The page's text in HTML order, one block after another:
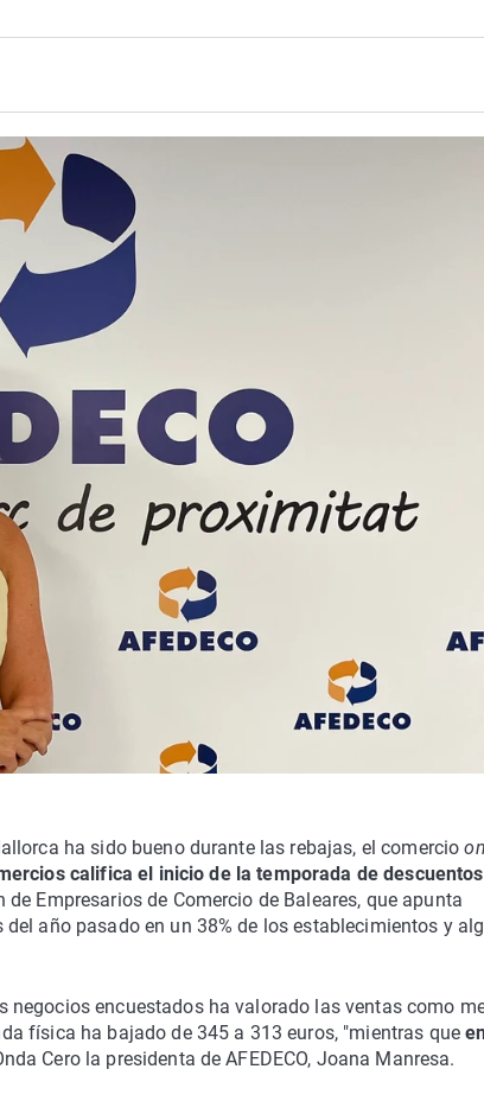
ha sido bueno durante las rebajas, el comercio
califica el inicio de la temporada de descuentos
Empresarios de Comercio de Baleares, que apunta
año pasado en un 38% de los establecimientos y
negocios encuestados ha valorado las ventas como
física ha bajado de 345 a 313 euros, "mientras que
Cero la presidenta de AFEDECO, Joana Manresa.